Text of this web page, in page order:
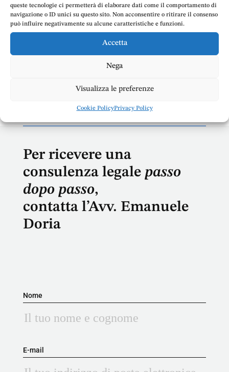
queste tecnologie ci permetterà di elaborare dati come il comportamento di
navigazione o ID unici su questo sito. Non acconsentire o ritirare il consenso
può influire negativamente su alcune caratteristiche e funzioni.
Accetta
Nega
Visualizza le preferenze
Cookie PolicyPrivacy Policy
Responsabilità Medica,Riforme recenti,Risarcimento danni,
Risarcimento danni alla persona
Risarcimento perdita parente Per danno da perdita
parentale si intende il danno subito per la perdita
ad esempio in conseguenza di un incidente
stradale o in conseguenza di un errore medico. Ma
Per ricevere una
consulenza legale passo
dopo passo,
contatta l’Avv. Emanuele
Doria
Nome
E-mail